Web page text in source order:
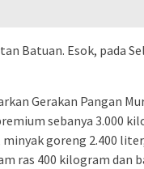
Batuan. Esok, pada
Gerakan Pangan
sebanya 3.000
goreng 2.400
ras 400 kilogram dan